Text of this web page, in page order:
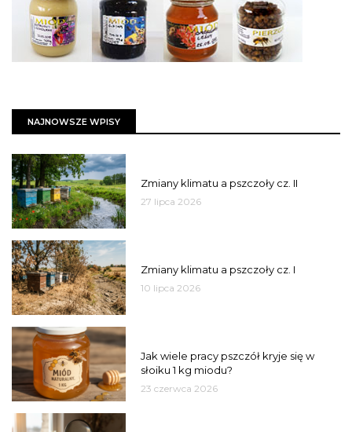
NAJNOWSZE WPISY
Zmiany klimatu a pszczoły cz. II
27 lipca 2026
Zmiany klimatu a pszczoły cz. I
10 lipca 2026
Jak wiele pracy pszczół kryje się w
słoiku 1 kg miodu?
23 czerwca 2026